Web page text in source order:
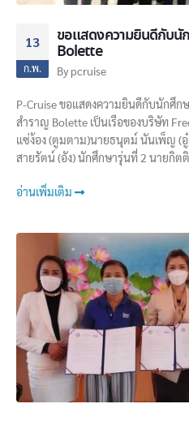
13
ก.พ.
ขอแสดงความยินดีกับนั
Bolette
By pcruise
P-Cruise ขอแสดงความยินดีกับนักศึก
สำราญ Bolette เป็นเรือของบริษัท
แซ่ง้อง (ตูมตาม)นายธนุตม์ นันเพ็ญ (
สายรัตน์ (อัง) นักศึกษารุ่นที่ 2 นายกิต
อ่านเพิ่มเติม